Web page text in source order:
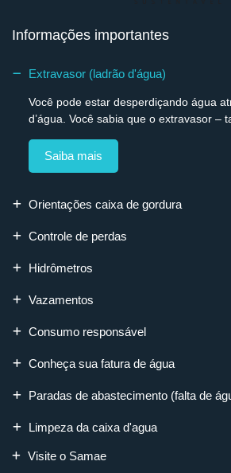
Informações importantes
Extravasor (ladrão d'água)
Você pode estar desperdiçando água
d’água. Você sabia que o extravasor –
Saiba mais
Orientações caixa de gordura
Controle de perdas
Hidrômetros
Vazamentos
Consumo responsável
Conheça sua fatura de água
Paradas de abastecimento (falta de
Limpeza da caixa d'agua
Visite o Samae